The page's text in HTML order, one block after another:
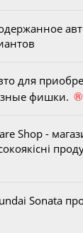
для
фишки. ®
Shop -
Sonata